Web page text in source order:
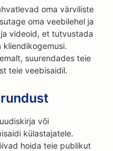
oma värviliste
oma veebilehel ja
videoid, et tutvustada
suurendades teie
teie veebisaidil.
või
külastajatele.
hoida teie publikut